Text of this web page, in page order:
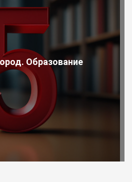
Образование